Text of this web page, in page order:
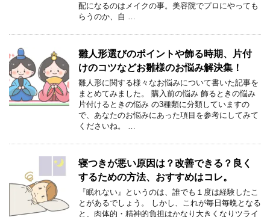
配になるのはメイクの事。美容院でプロにやっても
らうのか、自 …
雛人形選びのポイントや飾る時期、片付
けのコツなどお雛様のお悩み解決集！
雛人形に関する様々なお悩みについて書いた記事を
まとめてみました。 購入前の悩み 飾るときの悩み
片付けるときの悩み の3種類に分類していますの
で、あなたのお悩みにあった項目を参考にしてみて
くださいね。 …
寝つきが悪い原因は？改善できる？良く
するための方法、おすすめはコレ。
『眠れない』というのは、誰でも１度は経験したこ
とがあるでしょう。 しかし、これが毎日毎晩となる
と、肉体的・精神的負担はかなり大きくなりツライ